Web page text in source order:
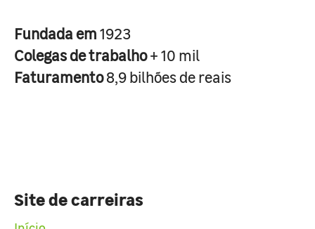
Fundada em1923
Colegas de trabalho+ 10 mil
Faturamento8,9 bilhões de reais
Site de carreiras